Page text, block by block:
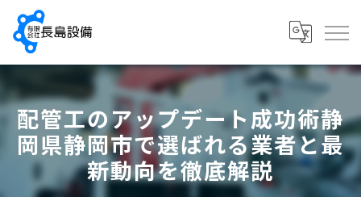
配管工のアップデート成功術静
岡県静岡市で選ばれる業者と最
新動向を徹底解説